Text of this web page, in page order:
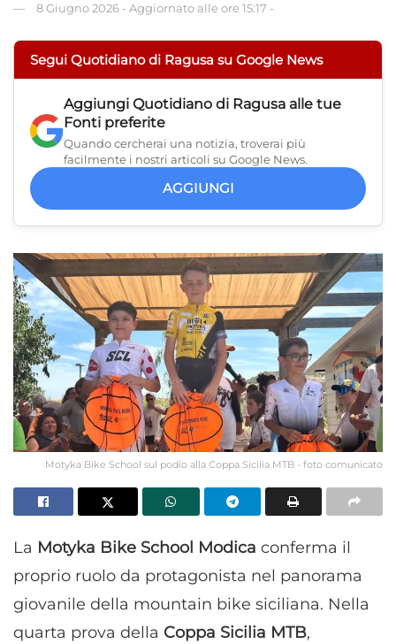
8 Giugno 2026 - Aggiornato alle ore 15:17 -
Segui Quotidiano di Ragusa su Google News
Aggiungi Quotidiano di Ragusa alle tue
Fonti preferite
Quando cercherai una notizia, troverai più
facilmente i nostri articoli su Google News.
AGGIUNGI
Motyka Bike School sul podio alla Coppa Sicilia MTB - foto comunicato
La Motyka Bike School Modica conferma il
proprio ruolo da protagonista nel panorama
giovanile della mountain bike siciliana. Nella
quarta prova della Coppa Sicilia MTB,